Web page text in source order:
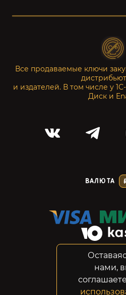
Все продаваемые ключи
и издателей. В том числе у
Диск и
ВАЛЮТА
Правовая
нами,